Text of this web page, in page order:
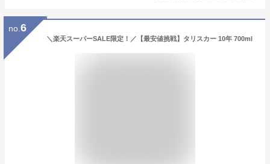
no. 6
＼楽天スーパーSALE限定！／【最安値挑戦】タリスカー 10年 700ml